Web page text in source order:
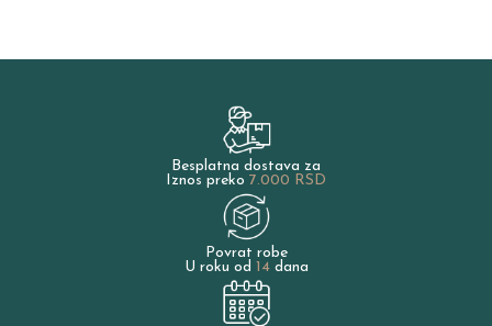
Besplatna dostava za
Iznos preko 7.000 RSD
Povrat robe
U roku od 14dana